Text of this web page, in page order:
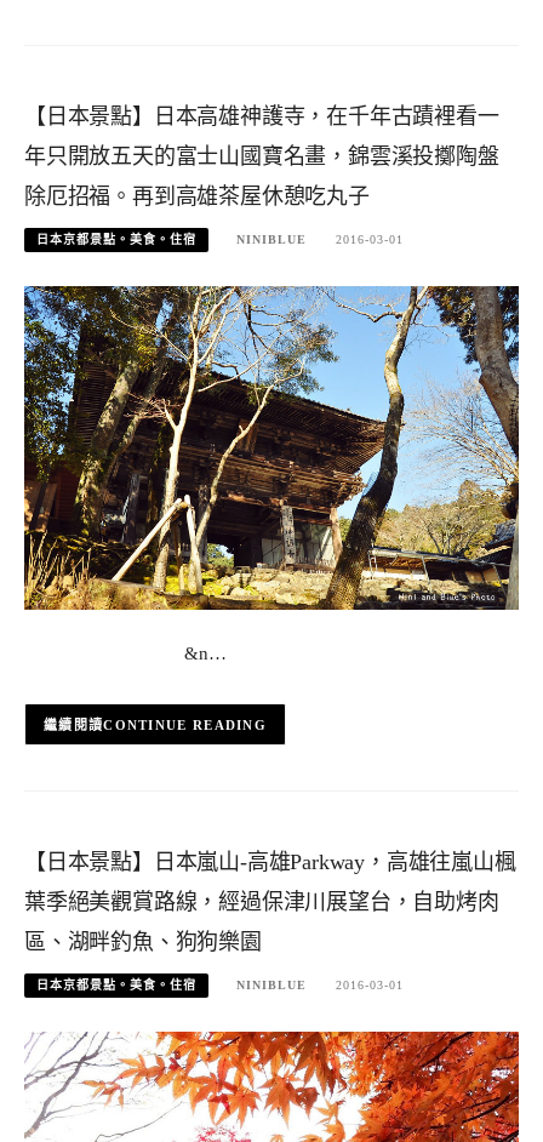
【日本景點】日本高雄神護寺，在千年古蹟裡看一
年只開放五天的富士山國寶名畫，錦雲溪投擲陶盤
除厄招福。再到高雄茶屋休憩吃丸子
日本京都景點。美食。住宿 NINIBLUE 2016-03-01
&n…
CONTINUE READING
【日本景點】日本嵐山-高雄Parkway，高雄往嵐山楓
葉季絕美觀賞路線，經過保津川展望台，自助烤肉
區、湖畔釣魚、狗狗樂園
日本京都景點。美食。住宿 NINIBLUE 2016-03-01